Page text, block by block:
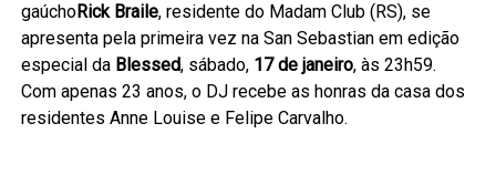
gaúchoRick Braile, residente do Madam Club (RS), se
apresenta pela primeira vez na San Sebastian em edição
especial da Blessed, sábado, 17 de janeiro, às 23h59.
Com apenas 23 anos, o DJ recebe as honras da casa dos
residentes Anne Louise e Felipe Carvalho.